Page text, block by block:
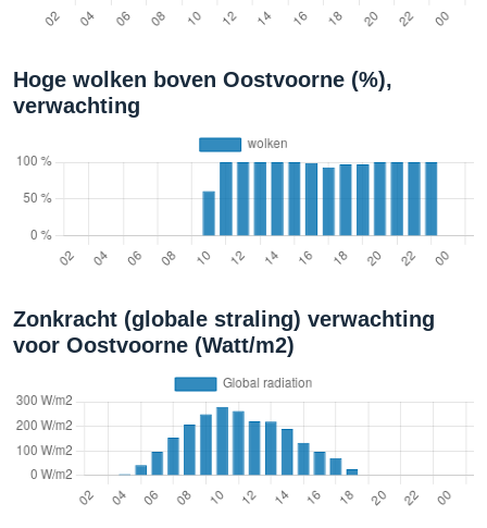
Hoge wolken boven Oostvoorne (%),
verwachting
Zonkracht (globale straling) verwachting
voor Oostvoorne (Watt/m2)